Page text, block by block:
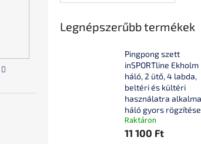
Legnépszerűbb termékek
Pingpong szett
inSPORTline Ekholm
háló, 2 ütő, 4 labda,
beltéri és kültéri
használatra
háló gyors rögzítése
Raktáron
11 100 Ft